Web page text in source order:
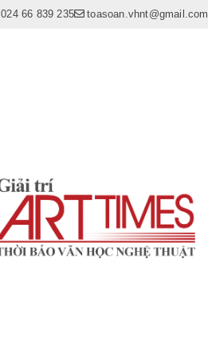
024 66 839 235 toasoan.vhnt@gmail.com